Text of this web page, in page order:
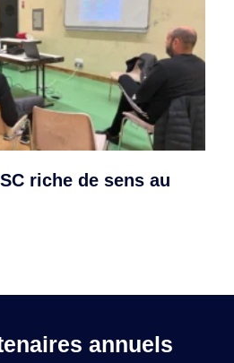
riche de sens au
annuels